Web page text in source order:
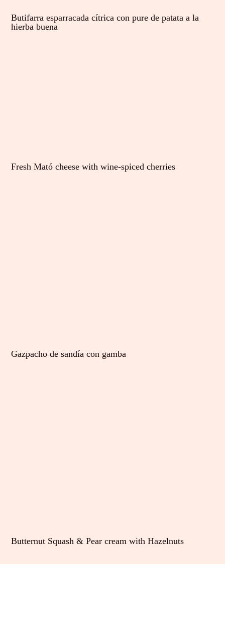
Butifarra esparracada cítrica con pure de patata a la
hierba buena
Fresh Mató cheese with wine-spiced cherries
Gazpacho de sandía con gamba
Butternut Squash & Pear cream with Hazelnuts